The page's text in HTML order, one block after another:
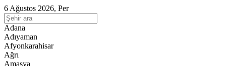
6 Ağustos 2026, Per
Adana
Adıyaman
Afyonkarahisar
Ağrı
Amasya